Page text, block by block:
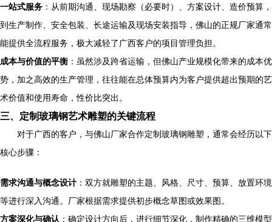
一站式服务 ：从前期沟通、现场勘察（必要时）、方案设计、造价预算，
到生产制作、安全包装、长途运输及现场安装指导，佛山的正规厂家通常
能提供全流程服务，极大减轻了广西客户的项目管理负担。
成本与价值的平衡 ：虽然涉及跨省运输，但佛山产业规模化带来的成本优
势，加之高效的生产管理，往往能在总体预算内为客户提供超出预期的艺
术价值和使用寿命，性价比突出。
三、定制玻璃钢艺术雕塑的关键流程
对于广西的客户，与佛山厂家合作定制玻璃钢雕塑，通常会经历以下
核心步骤：
需求沟通与概念设计 ：双方就雕塑的主题、风格、尺寸、预算、放置环境
等进行深入沟通。厂家根据需求提供初步概念草图或效果图。
方案深化与确认 ：确定设计方向后，进行细节深化，制作精确的三维模型